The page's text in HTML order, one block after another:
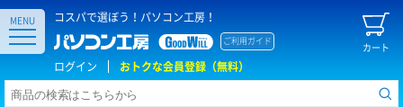
コスパで選ぼう！パソコン工房！
カート
ご利用ガイド
ログイン おトクな会員登録（無料）
MENU